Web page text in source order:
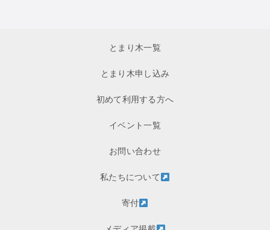
とまり木一覧
とまり木申し込み
初めて利用する方へ
イベント一覧
お問い合わせ
私たちについて
寄付